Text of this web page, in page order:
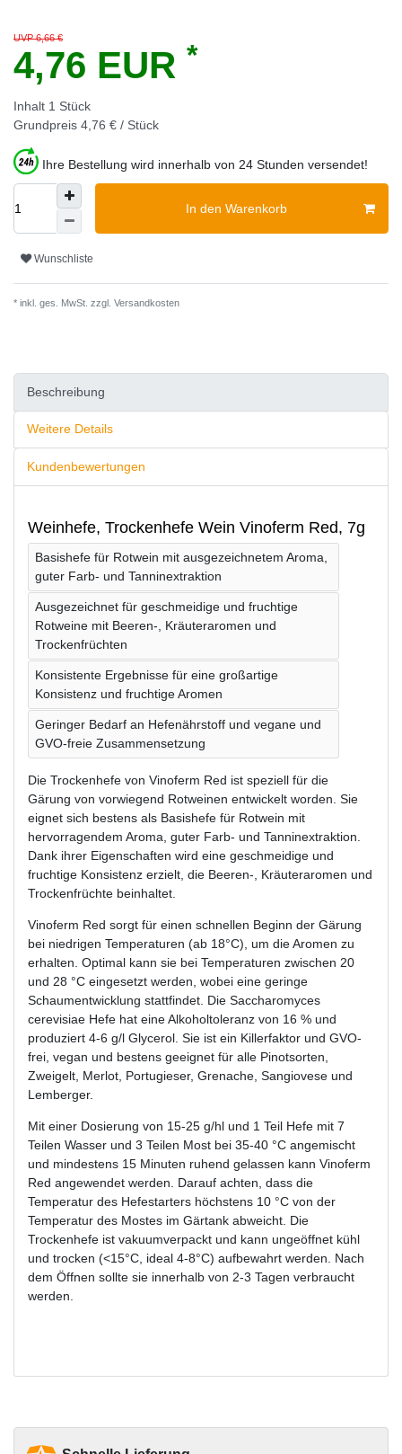
UVP 6,66 €
4,76 EUR *
Inhalt 1 Stück
Grundpreis 4,76 € / Stück
Ihre Bestellung wird innerhalb von 24 Stunden versendet!
In den Warenkorb
Wunschliste
* inkl. ges. MwSt. zzgl. Versandkosten
Beschreibung
Weitere Details
Kundenbewertungen
Weinhefe, Trockenhefe Wein Vinoferm Red, 7g
Basishefe für Rotwein mit ausgezeichnetem Aroma,
guter Farb- und Tanninextraktion
Ausgezeichnet für geschmeidige und fruchtige
Rotweine mit Beeren-, Kräuteraromen und
Trockenfrüchten
Konsistente Ergebnisse für eine großartige
Konsistenz und fruchtige Aromen
Geringer Bedarf an Hefenährstoff und vegane und
GVO-freie Zusammensetzung
Die Trockenhefe von Vinoferm Red ist speziell für die
Gärung von vorwiegend Rotweinen entwickelt worden. Sie
eignet sich bestens als Basishefe für Rotwein mit
hervorragendem Aroma, guter Farb- und Tanninextraktion.
Dank ihrer Eigenschaften wird eine geschmeidige und
fruchtige Konsistenz erzielt, die Beeren-, Kräuteraromen und
Trockenfrüchte beinhaltet.
Vinoferm Red sorgt für einen schnellen Beginn der Gärung
bei niedrigen Temperaturen (ab 18°C), um die Aromen zu
erhalten. Optimal kann sie bei Temperaturen zwischen 20
und 28 °C eingesetzt werden, wobei eine geringe
Schaumentwicklung stattfindet. Die Saccharomyces
cerevisiae Hefe hat eine Alkoholtoleranz von 16 % und
produziert 4-6 g/l Glycerol. Sie ist ein Killerfaktor und GVO-
frei, vegan und bestens geeignet für alle Pinotsorten,
Zweigelt, Merlot, Portugieser, Grenache, Sangiovese und
Lemberger.
Mit einer Dosierung von 15-25 g/hl und 1 Teil Hefe mit 7
Teilen Wasser und 3 Teilen Most bei 35-40 °C angemischt
und mindestens 15 Minuten ruhend gelassen kann Vinoferm
Red angewendet werden. Darauf achten, dass die
Temperatur des Hefestarters höchstens 10 °C von der
Temperatur des Mostes im Gärtank abweicht. Die
Trockenhefe ist vakuumverpackt und kann ungeöffnet kühl
und trocken (<15°C, ideal 4-8°C) aufbewahrt werden. Nach
dem Öffnen sollte sie innerhalb von 2-3 Tagen verbraucht
werden.